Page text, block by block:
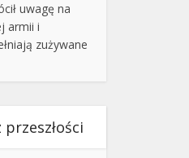
uwagę na
armii i
zużywane